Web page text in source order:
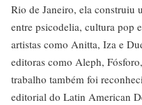
Rio de Janeiro, ela construiu
entre psicodelia, cultura pop
artistas como Anitta, Iza e
editoras como Aleph,
trabalho também foi
editorial do Latin American